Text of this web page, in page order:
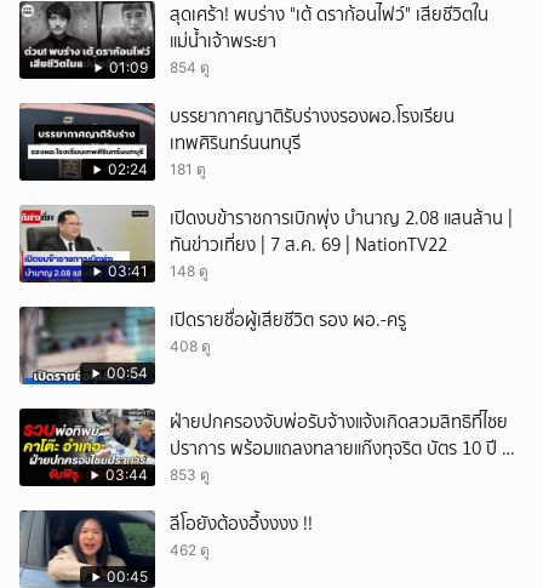
01:09
สุดเศร้า! พบร่าง "เต้ ดราก้อนไฟว์" เสียชีวิตใน
แม่น้ำเจ้าพระยา
854 ดู
02:24
บรรยากาศญาติรับร่างงรองผอ.โรงเรียน
เทพศิรินทร์นนทบุรี
181 ดู
03:41
เปิดงบข้าราชการเบิกพุ่ง บำนาญ 2.08 แสนล้าน |
ทันข่าวเที่ยง | 7 ส.ค. 69 | NationTV22
148 ดู
00:54
เปิดรายชื่อผู้เสียชีวิต รอง ผอ.-ครู
408 ดู
03:44
ฝ่ายปกครองจับพ่อรับจ้างแจ้งเกิดสวมสิทธิที่ไชย
ปราการ พร้อมแถลงทลายแก๊งทุจริต บัตร 10 ปี ที่
แม่สอด
853 ดู
00:45
ลีโอยังต้องอึ้งงงง !!
462 ดู